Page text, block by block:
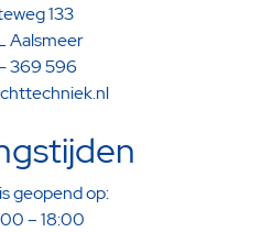
133
Aalsmeer
369 596
geopend op:
– 18:00